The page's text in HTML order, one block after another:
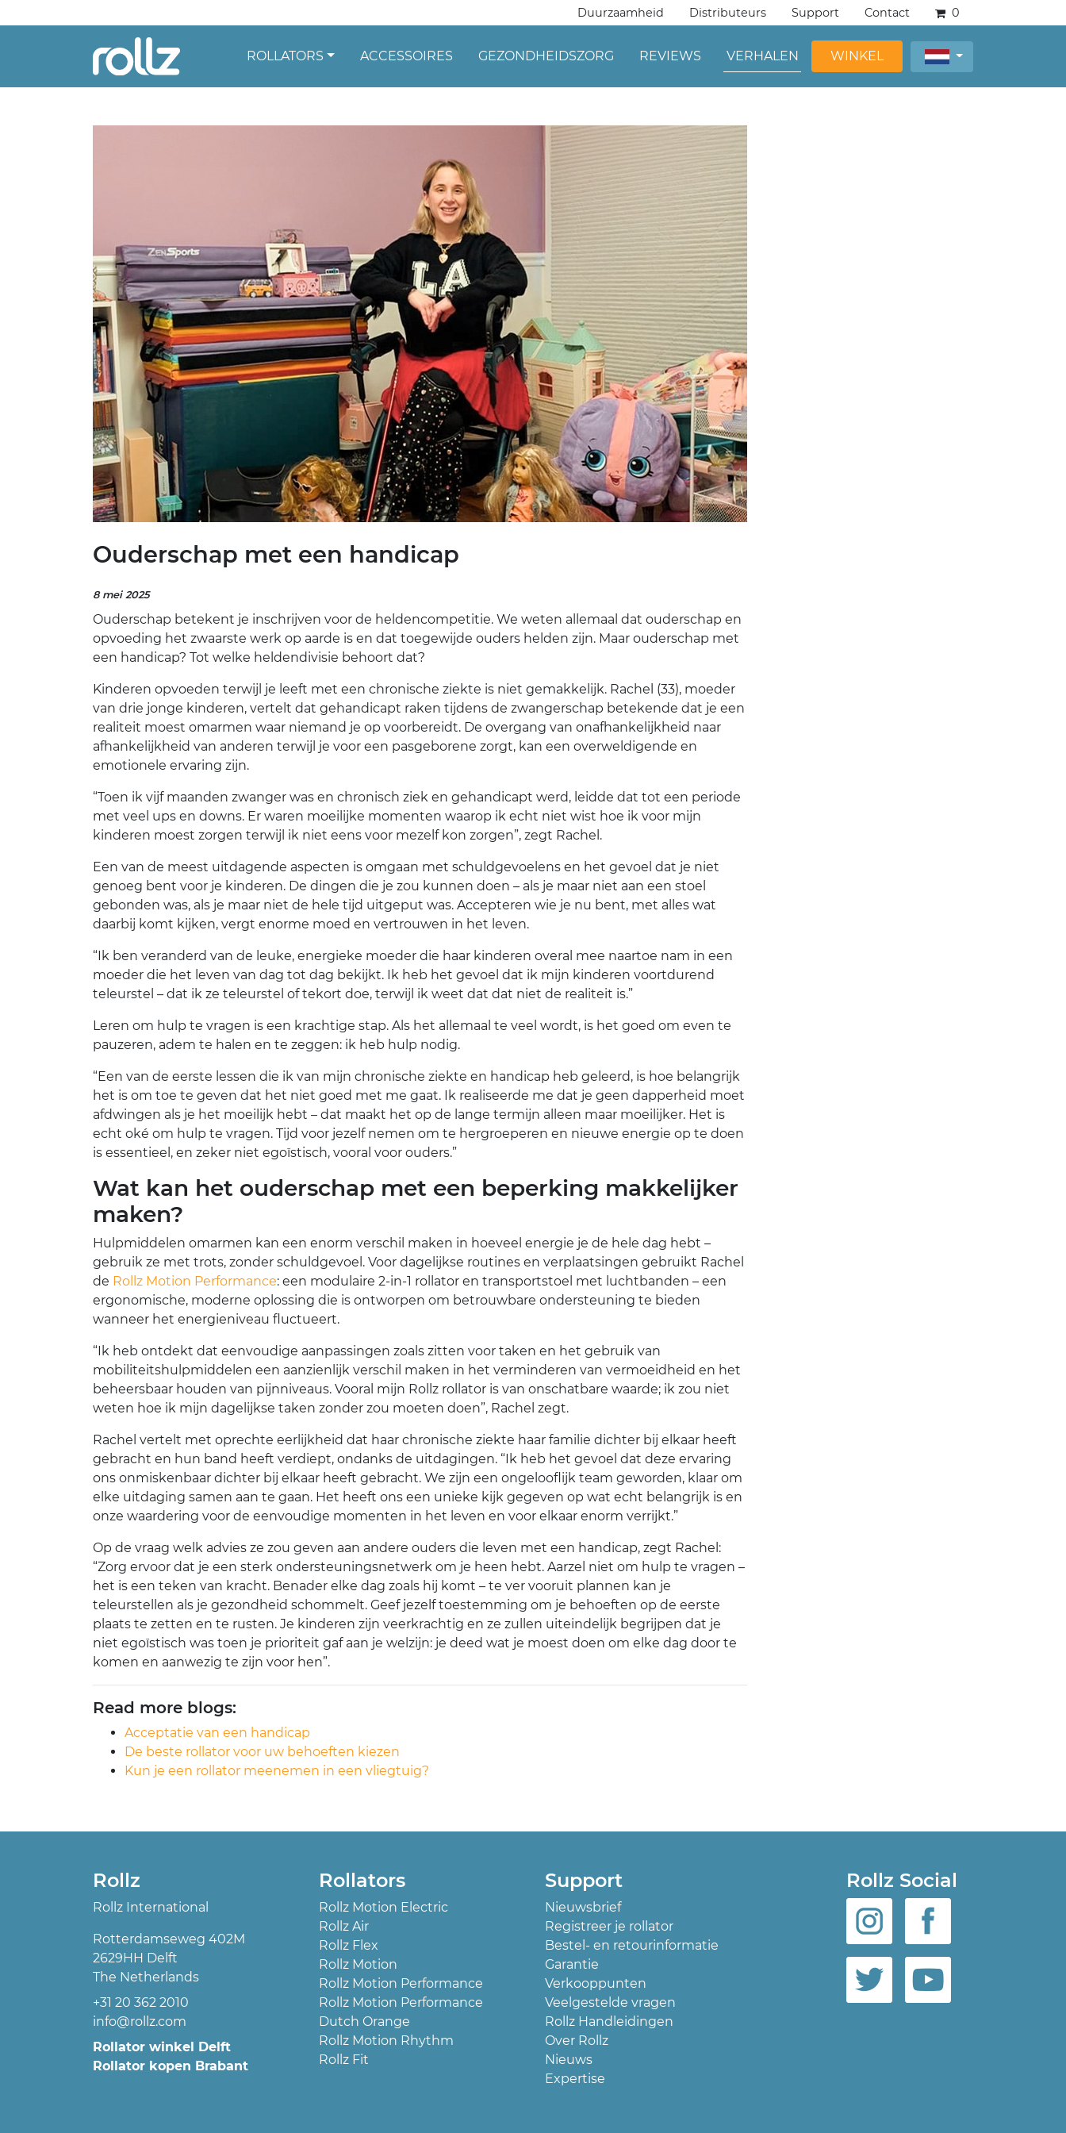
Duurzaamheid Distributeurs Support Contact 0
ROLLATORS ACCESSOIRES GEZONDHEIDSZORG REVIEWS VERHALEN WINKEL
Ouderschap met een handicap
8 mei 2025
Ouderschap betekent je inschrijven voor de heldencompetitie. We weten allemaal dat ouderschap en
opvoeding het zwaarste werk op aarde is en dat toegewijde ouders helden zijn. Maar ouderschap met
een handicap? Tot welke heldendivisie behoort dat?
Kinderen opvoeden terwijl je leeft met een chronische ziekte is niet gemakkelijk. Rachel (33), moeder
van drie jonge kinderen, vertelt dat gehandicapt raken tijdens de zwangerschap betekende dat je een
realiteit moest omarmen waar niemand je op voorbereidt. De overgang van onafhankelijkheid naar
afhankelijkheid van anderen terwijl je voor een pasgeborene zorgt, kan een overweldigende en
emotionele ervaring zijn.
“Toen ik vijf maanden zwanger was en chronisch ziek en gehandicapt werd, leidde dat tot een periode
met veel ups en downs. Er waren moeilijke momenten waarop ik echt niet wist hoe ik voor mijn
kinderen moest zorgen terwijl ik niet eens voor mezelf kon zorgen”, zegt Rachel.
Een van de meest uitdagende aspecten is omgaan met schuldgevoelens en het gevoel dat je niet
genoeg bent voor je kinderen. De dingen die je zou kunnen doen – als je maar niet aan een stoel
gebonden was, als je maar niet de hele tijd uitgeput was. Accepteren wie je nu bent, met alles wat
daarbij komt kijken, vergt enorme moed en vertrouwen in het leven.
“Ik ben veranderd van de leuke, energieke moeder die haar kinderen overal mee naartoe nam in een
moeder die het leven van dag tot dag bekijkt. Ik heb het gevoel dat ik mijn kinderen voortdurend
teleurstel – dat ik ze teleurstel of tekort doe, terwijl ik weet dat dat niet de realiteit is.”
Leren om hulp te vragen is een krachtige stap. Als het allemaal te veel wordt, is het goed om even te
pauzeren, adem te halen en te zeggen: ik heb hulp nodig.
“Een van de eerste lessen die ik van mijn chronische ziekte en handicap heb geleerd, is hoe belangrijk
het is om toe te geven dat het niet goed met me gaat. Ik realiseerde me dat je geen dapperheid moet
afdwingen als je het moeilijk hebt – dat maakt het op de lange termijn alleen maar moeilijker. Het is
echt oké om hulp te vragen. Tijd voor jezelf nemen om te hergroeperen en nieuwe energie op te doen
is essentieel, en zeker niet egoïstisch, vooral voor ouders.”
Wat kan het ouderschap met een beperking makkelijker
maken?
Hulpmiddelen omarmen kan een enorm verschil maken in hoeveel energie je de hele dag hebt –
gebruik ze met trots, zonder schuldgevoel. Voor dagelijkse routines en verplaatsingen gebruikt Rachel
de Rollz Motion Performance: een modulaire 2-in-1 rollator en transportstoel met luchtbanden – een
ergonomische, moderne oplossing die is ontworpen om betrouwbare ondersteuning te bieden
wanneer het energieniveau fluctueert.
“Ik heb ontdekt dat eenvoudige aanpassingen zoals zitten voor taken en het gebruik van
mobiliteitshulpmiddelen een aanzienlijk verschil maken in het verminderen van vermoeidheid en het
beheersbaar houden van pijnniveaus. Vooral mijn Rollz rollator is van onschatbare waarde; ik zou niet
weten hoe ik mijn dagelijkse taken zonder zou moeten doen”, Rachel zegt.
Rachel vertelt met oprechte eerlijkheid dat haar chronische ziekte haar familie dichter bij elkaar heeft
gebracht en hun band heeft verdiept, ondanks de uitdagingen. “Ik heb het gevoel dat deze ervaring
ons onmiskenbaar dichter bij elkaar heeft gebracht. We zijn een ongelooflijk team geworden, klaar om
elke uitdaging samen aan te gaan. Het heeft ons een unieke kijk gegeven op wat echt belangrijk is en
onze waardering voor de eenvoudige momenten in het leven en voor elkaar enorm verrijkt.”
Op de vraag welk advies ze zou geven aan andere ouders die leven met een handicap, zegt Rachel:
“Zorg ervoor dat je een sterk ondersteuningsnetwerk om je heen hebt. Aarzel niet om hulp te vragen –
het is een teken van kracht. Benader elke dag zoals hij komt – te ver vooruit plannen kan je
teleurstellen als je gezondheid schommelt. Geef jezelf toestemming om je behoeften op de eerste
plaats te zetten en te rusten. Je kinderen zijn veerkrachtig en ze zullen uiteindelijk begrijpen dat je
niet egoïstisch was toen je prioriteit gaf aan je welzijn: je deed wat je moest doen om elke dag door te
komen en aanwezig te zijn voor hen”.
Read more blogs:
Acceptatie van een handicap
De beste rollator voor uw behoeften kiezen
Kun je een rollator meenemen in een vliegtuig?
Rollz
Rollz International
Rotterdamseweg 402M
2629HH Delft
The Netherlands
+31 20 362 2010
info@rollz.com
Rollator winkel Delft
Rollator kopen Brabant
Rollators
Rollz Motion Electric
Rollz Air
Rollz Flex
Rollz Motion
Rollz Motion Performance
Rollz Motion Performance
Dutch Orange
Rollz Motion Rhythm
Rollz Fit
Support
Nieuwsbrief
Registreer je rollator
Bestel- en retourinformatie
Garantie
Verkooppunten
Veelgestelde vragen
Rollz Handleidingen
Over Rollz
Nieuws
Expertise
Rollz Social